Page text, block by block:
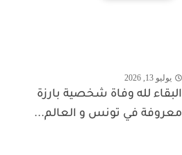
يوليو 13, 2026
البقاء لله وفاة شخصية بارزة
معروفة في تونس و العالم...